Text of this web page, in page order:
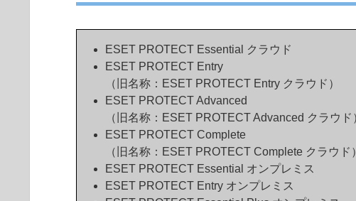
ESET PROTECT Essential クラウド
ESET PROTECT Entry
（旧名称：ESET PROTECT Entry クラウド）
ESET PROTECT Advanced
（旧名称：ESET PROTECT Advanced クラウド
ESET PROTECT Complete
（旧名称：ESET PROTECT Complete クラウド）
ESET PROTECT Essential オンプレミス
ESET PROTECT Entry オンプレミス